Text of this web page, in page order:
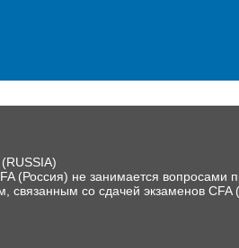
(Россия) не занимается вопросами
связанным со сдачей экзаменов